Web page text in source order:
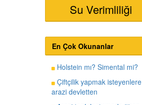
Su Verimliliği
En Çok Okunanlar
Holstein mı? Simental mi?
Çiftçilik yapmak isteyenlere
arazi devletten